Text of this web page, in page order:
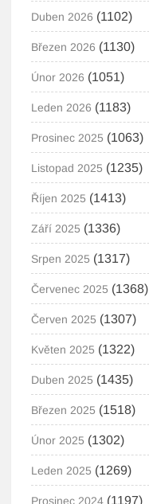
Duben 2026 (1102)
Březen 2026 (1130)
Únor 2026 (1051)
Leden 2026 (1183)
Prosinec 2025 (1063)
Listopad 2025 (1235)
Říjen 2025 (1413)
Září 2025 (1336)
Srpen 2025 (1317)
Červenec 2025 (1368)
Červen 2025 (1307)
Květen 2025 (1322)
Duben 2025 (1435)
Březen 2025 (1518)
Únor 2025 (1302)
Leden 2025 (1269)
Prosinec 2024 (1197)